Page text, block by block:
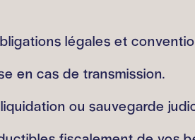
légales et
en cas de transmission.
ou sauvegarde